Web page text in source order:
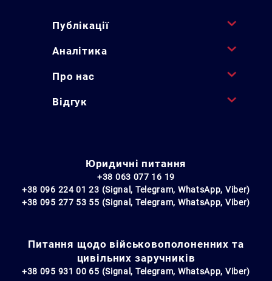
Публікації
Аналітика
Про нас
Відгук
Юридичні питання
+38 063 077 16 19
+38 096 224 01 23 (Signal, Telegram, WhatsApp, Viber)
+38 095 277 53 55 (Signal, Telegram, WhatsApp, Viber)
Питання щодо військовополоненних та
цивільних заручників
+38 095 931 00 65 (Signal, Telegram, WhatsApp, Viber)